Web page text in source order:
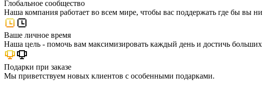
Глобальное сообщество
Наша компания работает во всем мире, чтобы вас поддержать где бы вы
Ваше личное время
Наша цель - помочь вам максимизировать каждый день и достичь больших
Подарки при заказе
Мы приветствуем новых клиентов с особенными подарками.